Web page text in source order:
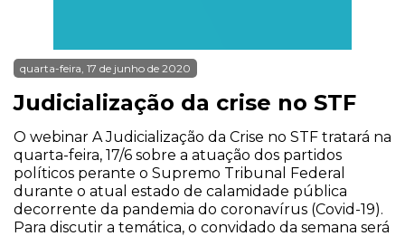
quarta-feira, 17 de junho de 2020
Judicialização da crise no STF
O webinar A Judicialização da Crise no STF tratará na
quarta-feira, 17/6 sobre a atuação dos partidos
políticos perante o Supremo Tribunal Federal
durante o atual estado de calamidade pública
decorrente da pandemia do coronavírus (Covid-19).
Para discutir a temática, o convidado da semana será